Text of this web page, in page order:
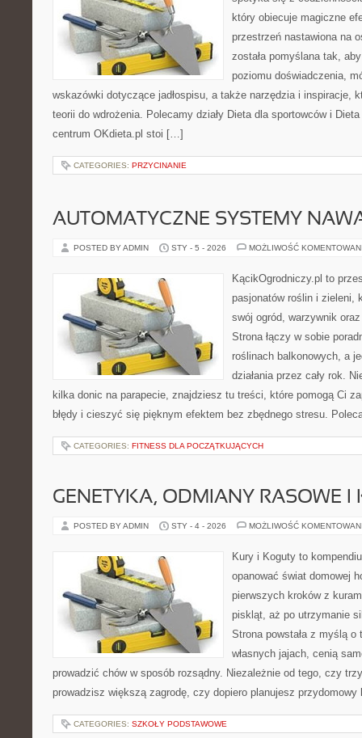
który obiecuje magiczne
przestrzeń nastawiona na
została pomyślana tak,
poziomu doświadczenia,
wskazówki dotyczące jadłospisu, a także narzędzia i inspiracje,
teorii do wdrożenia. Polecamy działy Dieta dla sportowców i
centrum OKdieta.pl stoi […]
CATEGORIES: PRZYCINANIE
AUTOMATYCZNE SYSTEMY
POSTED BY ADMIN STY - 5 - 2026 MOŻLIWOŚĆ
KącikOgrodniczy.pl to
pasjonatów roślin i zieleni,
swój ogród, warzywnik
Strona łączy w sobie
roślinach balkonowych, a
działania przez cały rok.
kilka donic na parapecie, znajdziesz tu treści, które pomogą Ci
błędy i cieszyć się pięknym efektem bez zbędnego stresu.
CATEGORIES: FITNESS DLA POCZĄTKUJĄCYCH
GENETYKA, ODMIANY RASOWE I
POSTED BY ADMIN STY - 4 - 2026 MOŻLIWOŚĆ
Kury i Koguty to
opanować świat domowej
pierwszych kroków z
piskląt, aż po utrzymanie
Strona powstała z myślą
własnych jajach, cenią
prowadzić chów w sposób rozsądny. Niezależnie od tego, czy
prowadzisz większą zagrodę, czy dopiero planujesz
CATEGORIES: SZKOŁY PODSTAWOWE